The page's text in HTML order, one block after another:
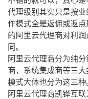
代理级别其实只是按
作模式全是返佣或返
的阿里云代理商对利
同。
阿里云代理商分为纯
商，系统集成商等三
模式大体也分为这三种
阿里云代理商凯铧互